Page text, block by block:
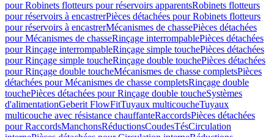
pour Robinets flotteurs pour réservoirs apparentsRobinets flotteurs
pour réservoirs à encastrerPièces détachées pour Robinets flotteurs
pour réservoirs à encastrerMécanismes de chassePièces détachées
pour Mécanismes de chasseRinçage interrompablePièces détachées
pour Rinçage interrompableRinçage simple touchePièces détachées
pour Rinçage simple toucheRinçage double touchePièces détachées
pour Rinçage double toucheMécanismes de chasse completsPièces
détachées pour Mécanismes de chasse completsRinçage double
touchePièces détachées pour Rinçage double toucheSystèmes
d'alimentationGeberit FlowFitTuyaux multicoucheTuyaux
multicouche avec résistance chauffanteRaccordsPièces détachées
pour RaccordsManchonsRéductionsCoudesTésCirculation